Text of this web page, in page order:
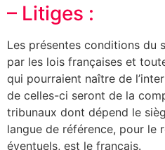
– Litiges :
Les présentes conditions du
par les lois françaises et
qui pourraient naître de
de celles-ci seront de la
tribunaux dont dépend le
langue de référence, pour le
éventuels, est le français.